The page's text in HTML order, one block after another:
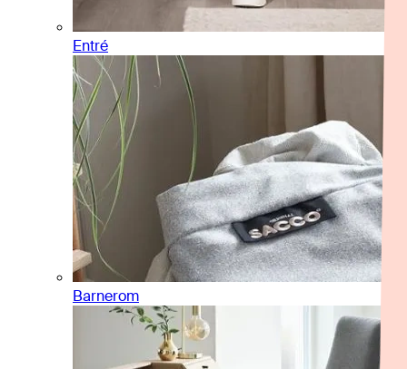
Entré
Barnerom